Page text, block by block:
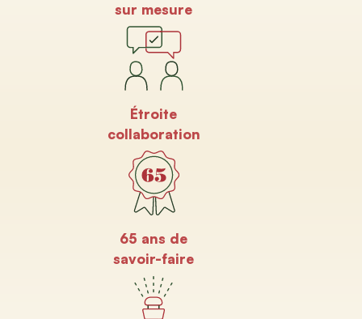
sur mesure
Étroite
collaboration
65 ans de
savoir-faire